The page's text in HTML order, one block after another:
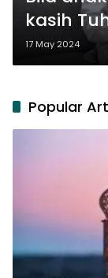
kasih
17 May 2024
Popular